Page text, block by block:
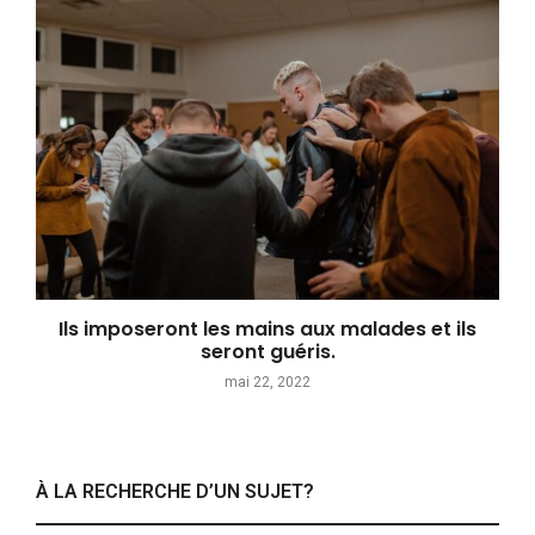
Ils imposeront les mains aux malades et ils
seront guéris.
mai 22, 2022
À LA RECHERCHE D’UN SUJET?